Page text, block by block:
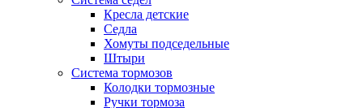
Кресла детские
Седла
Хомуты подседельные
Штыри
Система тормозов
Колодки тормозные
Ручки тормоза